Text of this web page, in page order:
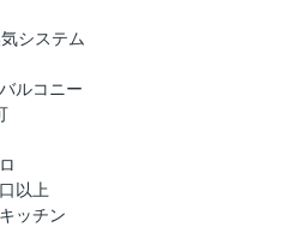
システム
ルコニー
以上
ッチン